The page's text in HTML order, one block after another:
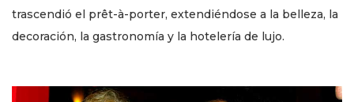
trascendió el prêt-à-porter, extendiéndose a la belleza, la
decoración, la gastronomía y la hotelería de lujo.